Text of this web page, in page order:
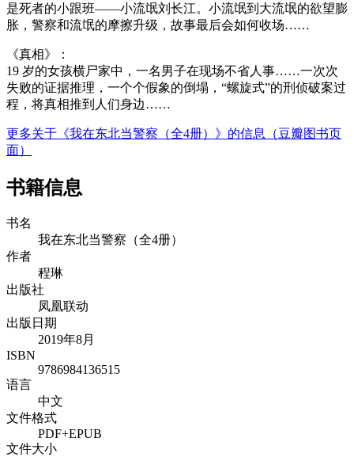
是死者的小跟班——小流氓刘长江。小流氓到大流氓的欲望膨
胀，警察和流氓的摩擦升级，故事最后会如何收场……
《真相》：
19 岁的女孩横尸家中，一名男子在现场不省人事……一次次
失败的证据推理，一个个假象的倒塌，“螺旋式”的刑侦破案过
程，将真相推到人们身边……
更多关于《我在东北当警察（全4册）》的信息（豆瓣图书页
面）
书籍信息
书名
我在东北当警察（全4册）
作者
程琳
出版社
凤凰联动
出版日期
2019年8月
ISBN
9786984136515
语言
中文
文件格式
PDF+EPUB
文件大小